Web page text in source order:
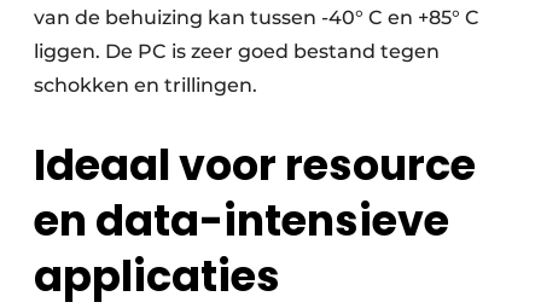
van de behuizing kan tussen -40° C en +85° C
liggen. De PC is zeer goed bestand tegen
schokken en trillingen.
Ideaal voor resource
en data-intensieve
applicaties